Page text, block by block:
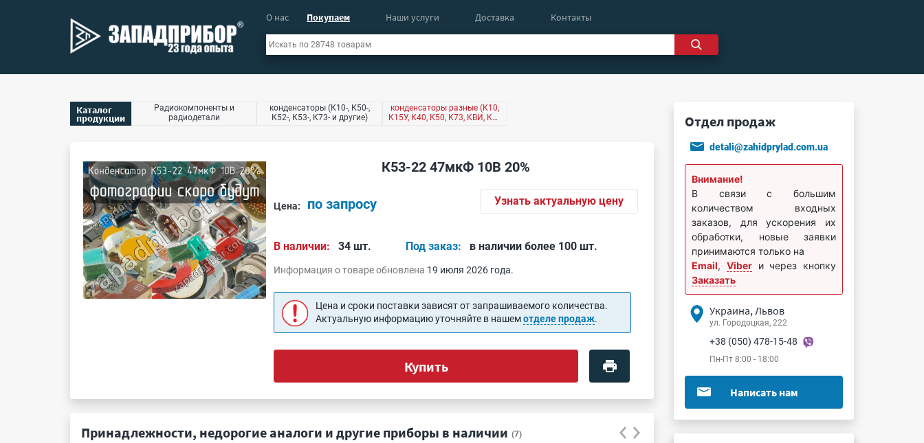
О нас Покупаем Наши услуги Доставка Контакты
Каталог
продукции
Радиокомпоненты и
радиодетали
конденсаторы (К10-, К50-,
К52-, К53-, К73- и другие)
конденсаторы разные (К10,
К15У, К40, К50, К73, КВИ, КМ,
К53-22 47мкФ 10В 20%
Цена: по запросу Узнать актуальную цену
В наличии: 34 шт. Под заказ: в наличии более 100 шт.
Информация о товаре обновлена 19 июля 2026 года.
Цена и сроки поставки зависят от запрашиваемого количества.
Актуальную информацию уточняйте в нашемотделе продаж.
Купить
Принадлежности, недорогие аналоги и другие приборы в наличии (7)
Отдел продаж
detali@zahidprylad.com.ua
Внимание!
В связи с большим
количеством входных
заказов, для ускорения их
обработки, новые заявки
принимаются только на
Email, Viberи через кнопку
Заказать
Украина, Львов
ул. Городоцкая, 222
+38 (050) 478-15-48
Пн-Пт 8:00 - 18:00
Написать нам